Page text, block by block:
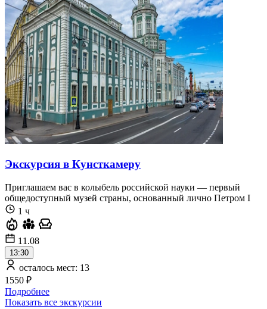
Экскурсия в Кунсткамеру
Приглашаем вас в колыбель российской науки — первый
общедоступный музей страны, основанный лично Петром I
1 ч
11.08
13:30
осталось мест: 13
1550 ₽
Подробнее
Показать все экскурсии